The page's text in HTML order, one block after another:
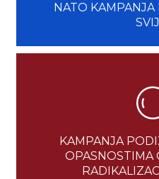
NATO
KAMPANJA
OPASNOSTIMA